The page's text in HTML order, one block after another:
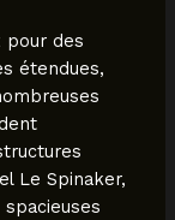
pour des
étendues,
Le Spinaker,